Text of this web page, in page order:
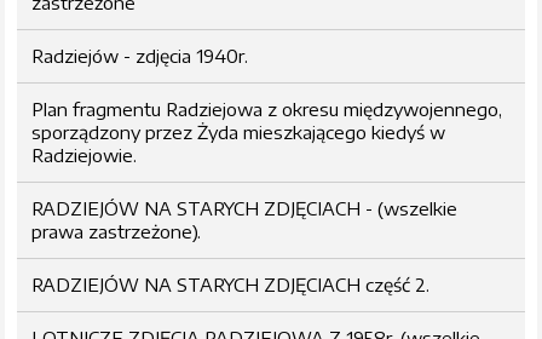
Radziejów - zdjęcia 1940r.
Plan fragmentu Radziejowa z okresu międzywojennego,
sporządzony przez Żyda mieszkającego kiedyś w
Radziejowie.
RADZIEJÓW NA STARYCH ZDJĘCIACH - (wszelkie
prawa zastrzeżone).
RADZIEJÓW NA STARYCH ZDJĘCIACH część 2.